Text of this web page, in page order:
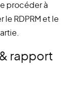
procéder à
RDPRM et le
rapport